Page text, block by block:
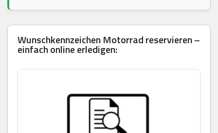
Wunschkennzeichen Motorrad reservieren –
einfach online erledigen: